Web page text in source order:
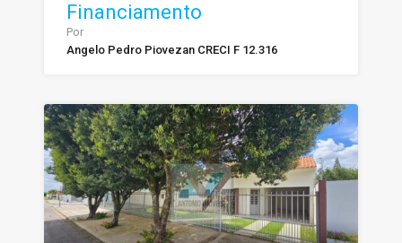
Financiamento
Por
Angelo Pedro Piovezan CRECI F 12.316